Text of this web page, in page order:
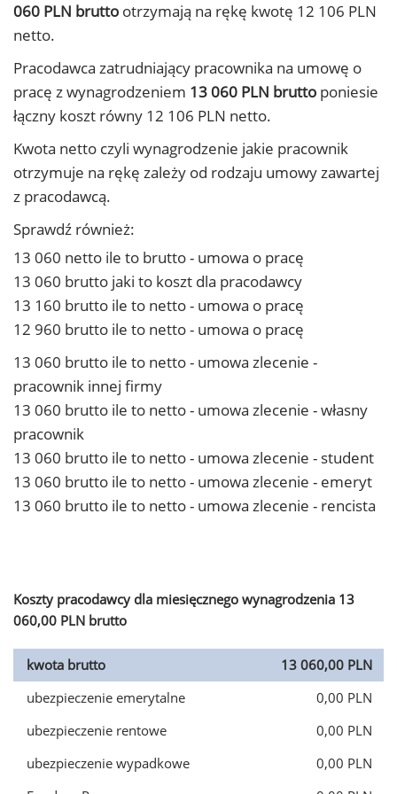
060 PLN brutto otrzymają na rękę kwotę 12 106 PLN
netto.
Pracodawca zatrudniający pracownika na umowę o
pracę z wynagrodzeniem 13 060 PLN brutto poniesie
łączny koszt równy 12 106 PLN netto.
Kwota netto czyli wynagrodzenie jakie pracownik
otrzymuje na rękę zależy od rodzaju umowy zawartej
z pracodawcą.
Sprawdź również:
13 060 netto ile to brutto - umowa o pracę
13 060 brutto jaki to koszt dla pracodawcy
13 160 brutto ile to netto - umowa o pracę
12 960 brutto ile to netto - umowa o pracę
13 060 brutto ile to netto - umowa zlecenie -
pracownik innej firmy
13 060 brutto ile to netto - umowa zlecenie - własny
pracownik
13 060 brutto ile to netto - umowa zlecenie - student
13 060 brutto ile to netto - umowa zlecenie - emeryt
13 060 brutto ile to netto - umowa zlecenie - rencista
Koszty pracodawcy dla miesięcznego wynagrodzenia 13
060,00 PLN brutto
kwota brutto
13 060,00 PLN
ubezpieczenie emerytalne
0,00 PLN
ubezpieczenie rentowe
0,00 PLN
ubezpieczenie wypadkowe
0,00 PLN